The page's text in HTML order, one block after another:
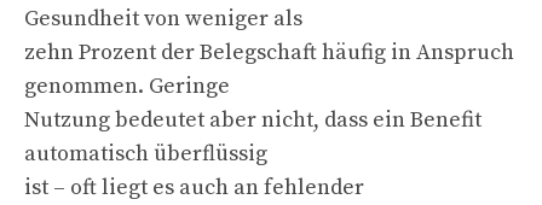
Gesundheit von weniger als
zehn Prozent der Belegschaft häufig in Anspruch
genommen. Geringe
Nutzung bedeutet aber nicht, dass ein Benefit
automatisch überflüssig
ist – oft liegt es auch an fehlender